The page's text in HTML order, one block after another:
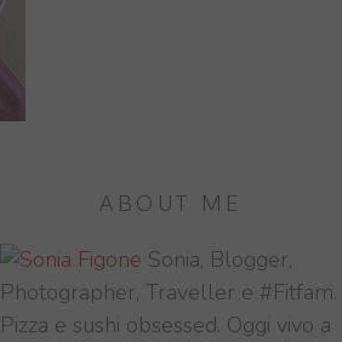
ABOUT ME
Sonia, Blogger,
Photographer, Traveller e #Fitfam.
Pizza e sushi obsessed. Oggi vivo a